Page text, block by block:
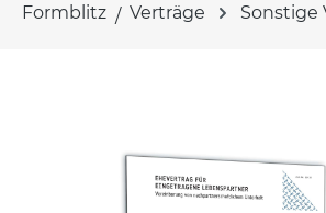
Formblitz Verträge Sonstige